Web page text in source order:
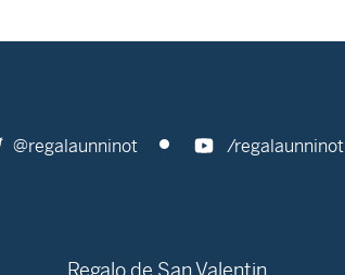
@regalaunninot /regalaunninot